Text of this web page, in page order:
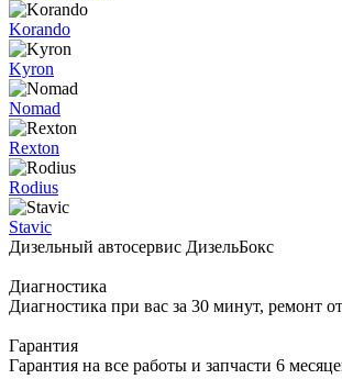
Korando
Kyron
Nomad
Rexton
Rodius
Stavic
Дизельный автосервис ДизельБокс
Диагностика
Диагностика при вас за 30 минут, ремонт
Гарантия
Гарантия на все работы и запчасти 6